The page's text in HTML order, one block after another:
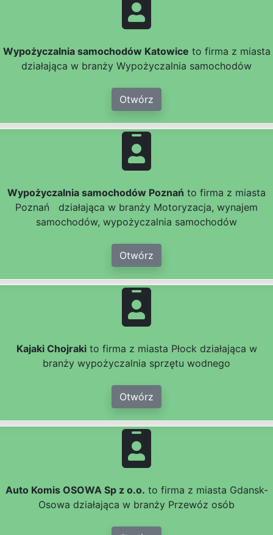
Wypożyczalnia samochodów Katowice to firma z miasta
działająca w branży Wypożyczalnia samochodów
Otwórz
Wypożyczalnia samochodów Poznań to firma z miasta
Poznań działająca w branży Motoryzacja, wynajem
samochodów, wypożyczalnia samochodów
Otwórz
Kajaki Chojrakito firma z miasta Płock działająca w
branży wypożyczalnia sprzętu wodnego
Otwórz
Auto Komis OSOWA Sp z o.o. to firma z miasta Gdansk-
Osowa działająca w branży Przewóz osób